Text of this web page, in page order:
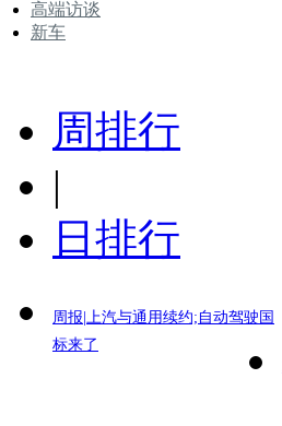
高端访谈
新车
周排行
|
日排行
周报|上汽与通用续约;自动驾驶国
标来了